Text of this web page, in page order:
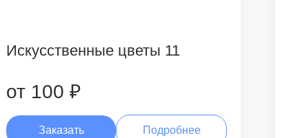
Искусственные цветы 11
от 100 ₽
Заказать Подробнее